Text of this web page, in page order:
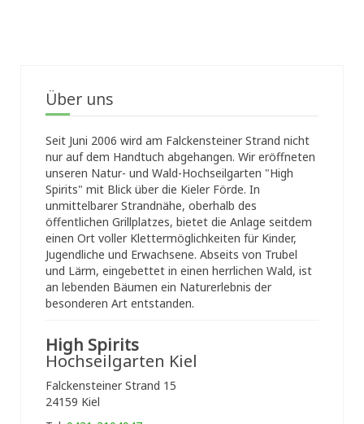
Über uns
Seit Juni 2006 wird am Falckensteiner Strand nicht
nur auf dem Handtuch abgehangen. Wir eröffneten
unseren Natur- und Wald-Hochseilgarten "High
Spirits" mit Blick über die Kieler Förde. In
unmittelbarer Strandnähe, oberhalb des
öffentlichen Grillplatzes, bietet die Anlage seitdem
einen Ort voller Klettermöglichkeiten für Kinder,
Jugendliche und Erwachsene. Abseits von Trubel
und Lärm, eingebettet in einen herrlichen Wald, ist
an lebenden Bäumen ein Naturerlebnis der
besonderen Art entstanden.
High Spirits
Hochseilgarten Kiel
Falckensteiner Strand 15
24159 Kiel